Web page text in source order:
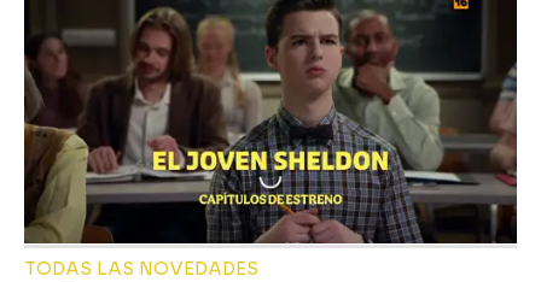
TODAS LAS NOVEDADES